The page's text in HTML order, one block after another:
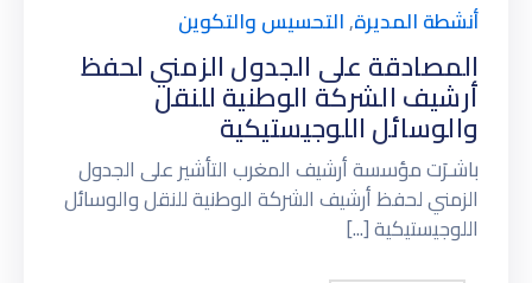
أنشطة المديرة,التحسيس والتكوين
المصادقة على الجدول الزمني لحفظ
أرشيف الشركة الوطنية للنقل
والوسائل اللوجيستيكية
باشـرَت مؤسسة أرشيف المغرب التأشير على الجدول
الزمني لحفظ أرشيف الشركة الوطنية للنقل والوسائل
اللوجيستيكية [...]